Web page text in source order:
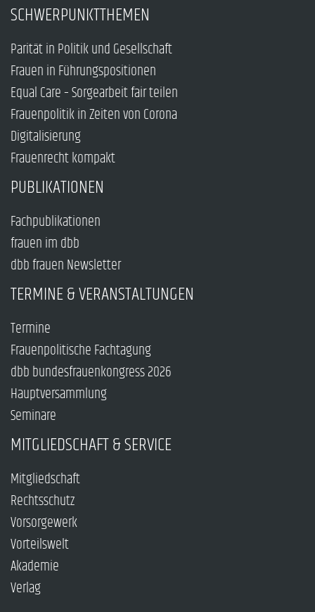
SCHWERPUNKTTHEMEN
Parität in Politik und Gesellschaft
Frauen in Führungspositionen
Equal Care – Sorgearbeit fair teilen
Frauenpolitik in Zeiten von Corona
Digitalisierung
Frauenrecht kompakt
PUBLIKATIONEN
Fachpublikationen
frauen im dbb
dbb frauen Newsletter
TERMINE & VERANSTALTUNGEN
Termine
Frauenpolitische Fachtagung
dbb bundesfrauenkongress 2026
Hauptversammlung
Seminare
MITGLIEDSCHAFT & SERVICE
Mitgliedschaft
Rechtsschutz
Vorsorgewerk
Vorteilswelt
Akademie
Verlag